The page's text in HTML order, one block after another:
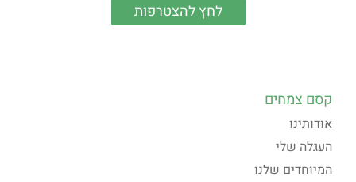
קסם צמחים
אודותינו
העגלה שלי
המיוחדים שלנו